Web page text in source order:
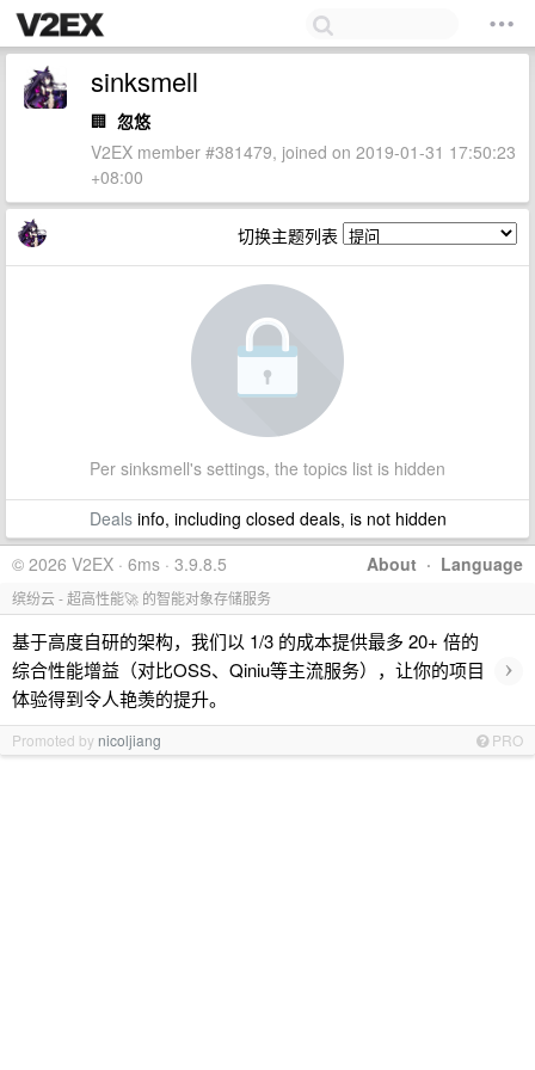
sinksmell
🏢 忽悠
V2EX member #381479, joined on 2019-01-31 17:50:23
+08:00
切换主题列表
Per sinksmell's settings, the topics list is hidden
Dealsinfo, including closed deals, is not hidden
About · Language
© 2026 V2EX · 6ms · 3.9.8.5
缤纷云 - 超高性能🚀 的智能对象存储服务
基于高度自研的架构，我们以 1/3 的成本提供最多 20+ 倍的
综合性能增益（对比OSS、Qiniu等主流服务），让你的项目
体验得到令人艳羡的提升。
›
Promoted by nicoljiang PRO